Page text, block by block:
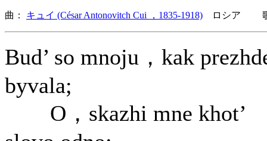
曲： キュイ (César Antonovitch Cui ，1835-1918) ロシア 歌
Bud’ so mnoju，kak
byvala;
O，skazhi mne khot’